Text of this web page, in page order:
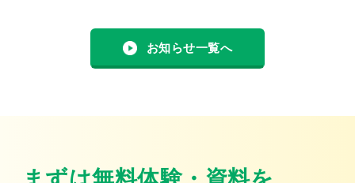
お知らせ一覧へ